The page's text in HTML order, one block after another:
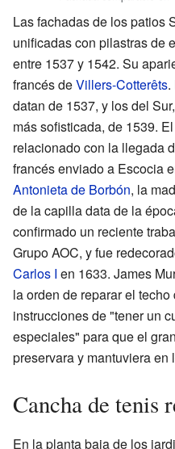
Las fachadas de los patios
unificadas con pilastras de
entre 1537 y 1542. Su
francés deVillers-Cotterêts.
datan de 1537, y los del
más sofisticada, de 1539.
relacionado con la llegada
francés enviado a Escocia
Antonieta de Borbón, la
de la capilla data de la
confirmado un reciente
Grupo AOC, y fue
Carlos I en 1633. James
la orden de reparar el
instrucciones de "tener un
especiales" para que el
preservara y mantuviera
Cancha de tenis
En la planta baja de los